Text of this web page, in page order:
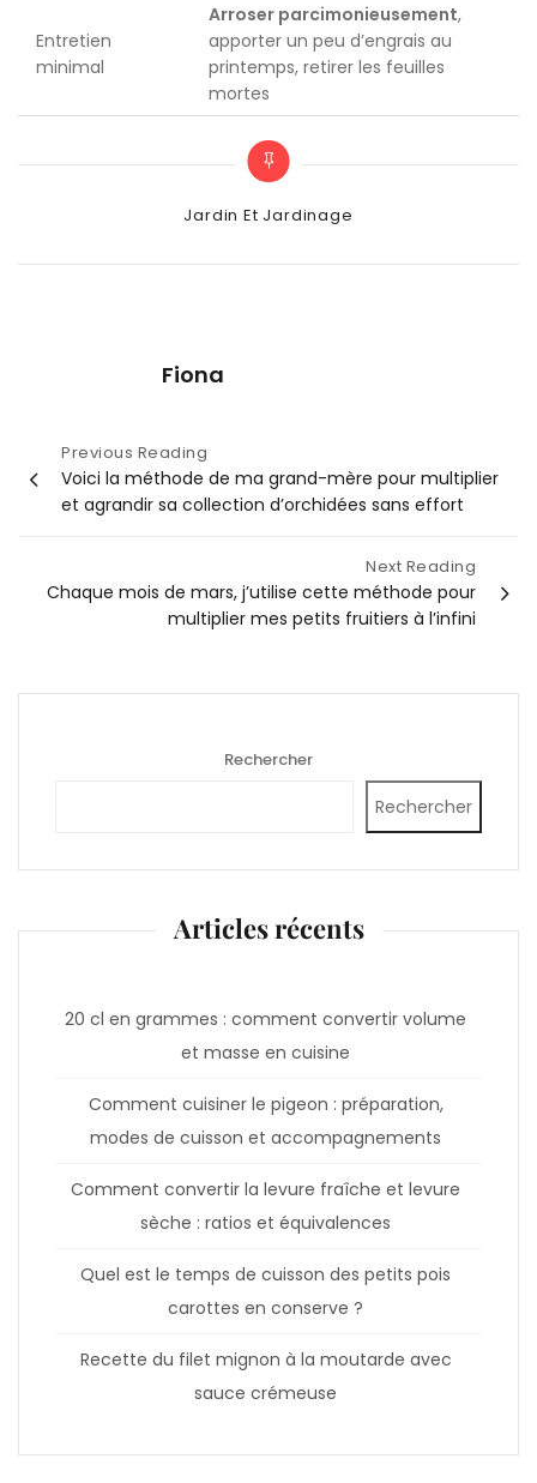
Entretien
minimal
Arroser parcimonieusement,
apporter un peu d’engrais au
printemps, retirer les feuilles
mortes
Categories
Jardin Et Jardinage
Fiona
Navigation
de
l’article
Previous Reading
Voici la méthode de ma grand-mère pour multiplier
et agrandir sa collection d’orchidées sans effort
Next Reading
Chaque mois de mars, j’utilise cette méthode pour
multiplier mes petits fruitiers à l’infini
Rechercher
Rechercher
Articles récents
20 cl en grammes : comment convertir volume
et masse en cuisine
Comment cuisiner le pigeon : préparation,
modes de cuisson et accompagnements
Comment convertir la levure fraîche et levure
sèche : ratios et équivalences
Quel est le temps de cuisson des petits pois
carottes en conserve ?
Recette du filet mignon à la moutarde avec
sauce crémeuse